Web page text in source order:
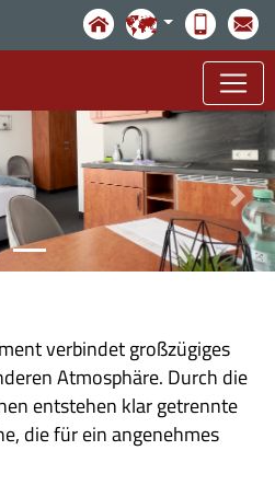
verbindet großzügiges
Atmosphäre. Durch die
entstehen klar getrennte
die für ein angenehmes